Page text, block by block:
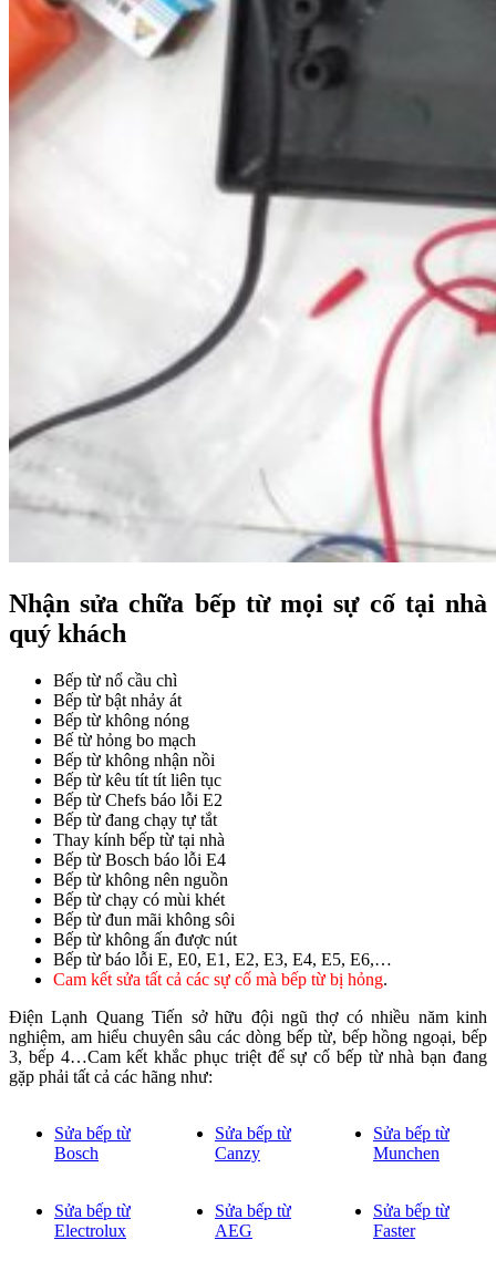
Nhận sửa chữa bếp từ mọi sự cố tại nhà
quý khách
Bếp từ nổ cầu chì
Bếp từ bật nhảy át
Bếp từ không nóng
Bế từ hỏng bo mạch
Bếp từ không nhận nồi
Bếp từ kêu tít tít liên tục
Bếp từ Chefs báo lỗi E2
Bếp từ đang chạy tự tắt
Thay kính bếp từ tại nhà
Bếp từ Bosch báo lỗi E4
Bếp từ không nên nguồn
Bếp từ chạy có mùi khét
Bếp từ đun mãi không sôi
Bếp từ không ấn được nút
Bếp từ báo lỗi E, E0, E1, E2, E3, E4, E5, E6,…
Cam kết sửa tất cả các sự cố mà bếp từ bị hỏng.
Điện Lạnh Quang Tiến sở hữu đội ngũ thợ có nhiều năm kinh
nghiệm, am hiểu chuyên sâu các dòng bếp từ, bếp hồng ngoại, bếp
3, bếp 4…Cam kết khắc phục triệt để sự cố bếp từ nhà bạn đang
gặp phải tất cả các hãng như:
Sửa bếp từ
Bosch
Sửa bếp từ
Canzy
Sửa bếp từ
Munchen
Sửa bếp từ
Electrolux
Sửa bếp từ
AEG
Sửa bếp từ
Faster